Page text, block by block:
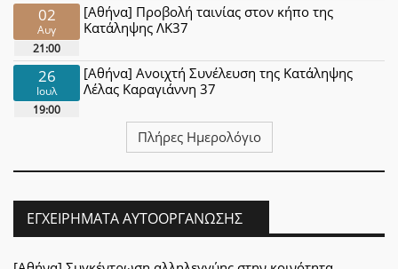
02
Αυγ
21:00
[Αθήνα] Προβολή ταινίας στον κήπο της
Κατάληψης ΛΚ37
26
Ιουλ
19:00
[Αθήνα] Ανοιχτή Συνέλευση της Κατάληψης
Λέλας Καραγιάννη 37
Πλήρες Ημερολόγιο
ΕΓΧΕΙΡΉΜΑΤΑ ΑΥΤΟΟΡΓΆΝΩΣΗΣ